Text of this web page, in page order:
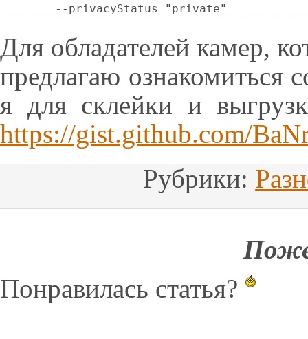
	--privacyStatus="private"
Для обладателей камер,
предлагаю ознакомиться
я для склейки и
https://gist.github.com/
Рубрики:
Понравилась статья?